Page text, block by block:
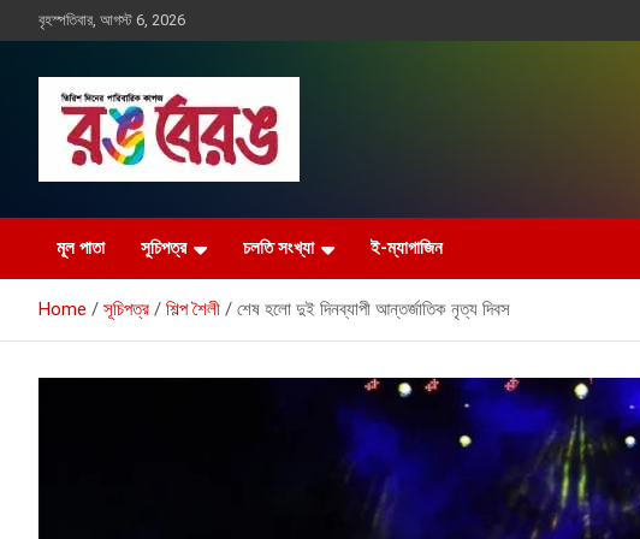
to
বৃহস্পতিবার, আগস্ট 6, 2026
রঙ বেরঙ
মূল পাতা সূচিপত্র চলতি সংখ্যা ই-ম্যাগাজিন
Home সূচিপত্র শিল্প শৈলী শেষ হলো দুই দিনব্যাপী আন্তর্জাতিক নৃত্য দিবস